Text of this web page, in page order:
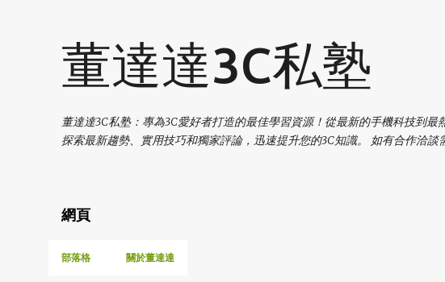
董達達3C私塾
董達達3C私塾：專為3C愛好者打造的最佳學習資源！從最新的手機科技到
探索最新趨勢、實用技巧和獨家評論，迅速提升您的3C知識。 如有合作洽
網頁
部落格 關於董達達